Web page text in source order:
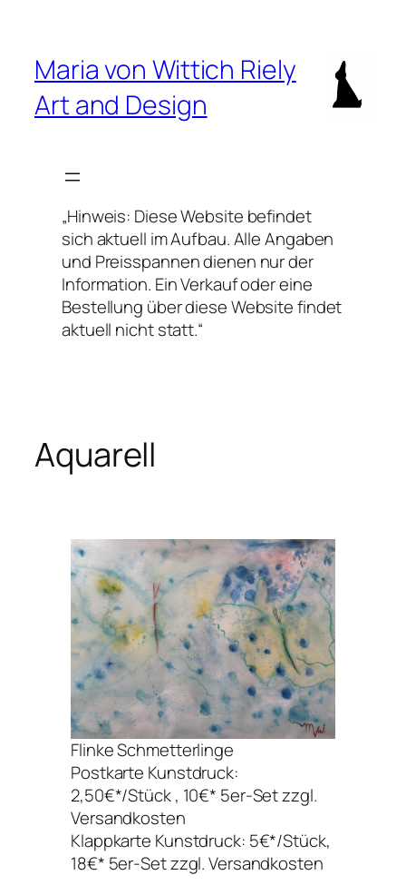
springen
Maria von Wittich Riely
Art and Design
„Hinweis: Diese Website befindet
sich aktuell im Aufbau. Alle Angaben
und Preisspannen dienen nur der
Information. Ein Verkauf oder eine
Bestellung über diese Website findet
aktuell nicht statt.“
Aquarell
Flinke Schmetterlinge
Postkarte Kunstdruck:
2,50€*/Stück , 10€* 5er-Set zzgl.
Versandkosten
Klappkarte Kunstdruck: 5€*/Stück,
18€* 5er-Set zzgl. Versandkosten